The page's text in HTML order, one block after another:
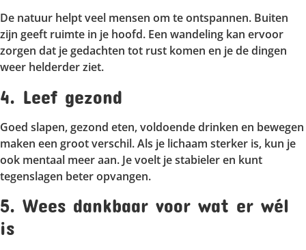
De natuur helpt veel mensen om te ontspannen. Buiten
zijn geeft ruimte in je hoofd. Een wandeling kan ervoor
zorgen dat je gedachten tot rust komen en je de dingen
weer helderder ziet.
4. Leef gezond
Goed slapen, gezond eten, voldoende drinken en bewegen
maken een groot verschil. Als je lichaam sterker is, kun je
ook mentaal meer aan. Je voelt je stabieler en kunt
tegenslagen beter opvangen.
5. Wees dankbaar voor wat er wél
is